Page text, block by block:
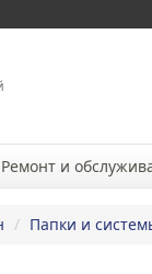
Ремонт и
/ Папки и